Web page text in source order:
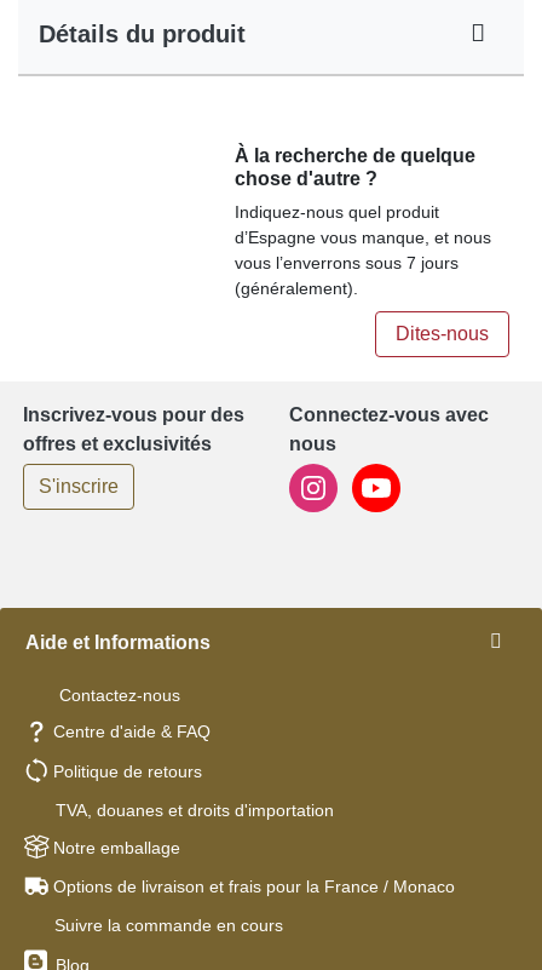
Détails du produit
À la recherche de quelque
chose d'autre ?
Indiquez-nous quel produit
d’Espagne vous manque, et nous
vous l’enverrons sous 7 jours
(généralement).
Dites-nous
Inscrivez-vous pour des
offres et exclusivités
S'inscrire
Connectez-vous avec
nous
Aide et Informations
Contactez-nous
Centre d'aide & FAQ
Politique de retours
TVA, douanes et droits d'importation
Notre emballage
Options de livraison et frais pour la France / Monaco
Suivre la commande en cours
Blog